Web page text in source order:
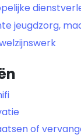
jeugdzorg,
of